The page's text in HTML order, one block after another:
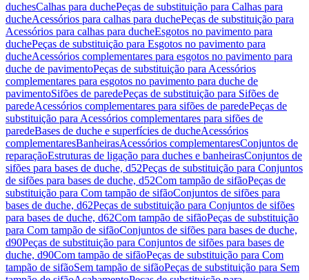
duchesCalhas para duchePeças de substituição para Calhas para
ducheAcessórios para calhas para duchePeças de substituição para
Acessórios para calhas para ducheEsgotos no pavimento para
duchePeças de substituição para Esgotos no pavimento para
ducheAcessórios complementares para esgotos no pavimento para
duche de pavimentoPeças de substituição para Acessórios
complementares para esgotos no pavimento para duche de
pavimentoSifões de paredePeças de substituição para Sifões de
paredeAcessórios complementares para sifões de paredePeças de
substituição para Acessórios complementares para sifões de
paredeBases de duche e superfícies de ducheAcessórios
complementaresBanheirasAcessórios complementaresConjuntos de
reparaçãoEstruturas de ligação para duches e banheirasConjuntos de
sifões para bases de duche, d52Peças de substituição para Conjuntos
de sifões para bases de duche, d52Com tampão de sifãoPeças de
substituição para Com tampão de sifãoConjuntos de sifões para
bases de duche, d62Peças de substituição para Conjuntos de sifões
para bases de duche, d62Com tampão de sifãoPeças de substituição
para Com tampão de sifãoConjuntos de sifões para bases de duche,
d90Peças de substituição para Conjuntos de sifões para bases de
duche, d90Com tampão de sifãoPeças de substituição para Com
tampão de sifãoSem tampão de sifãoPeças de substituição para Sem